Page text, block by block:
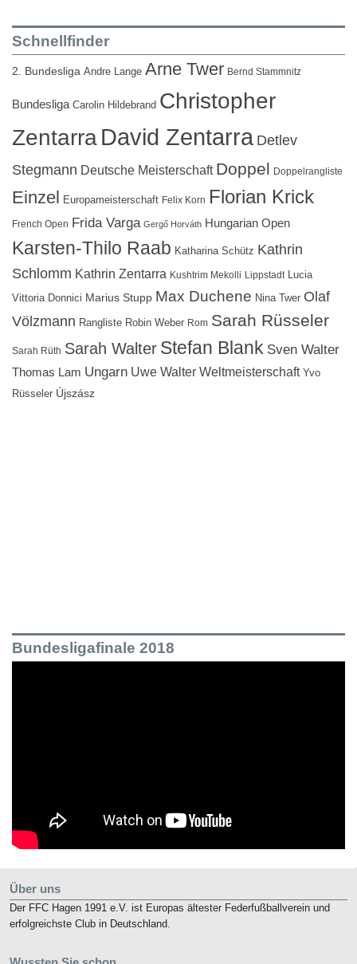
Schnellfinder
2. Bundesliga Andre Lange Arne Twer Bernd Stammnitz
Bundesliga Carolin Hildebrand Christopher
ZentarraDavid Zentarra Detlev
Stegmann Deutsche Meisterschaft Doppel Doppelrangliste
Einzel Europameisterschaft Felix Korn Florian Krick
French Open Frida Varga Gergő Horváth Hungarian Open
Karsten-Thilo Raab Katharina Schütz Kathrin
Schlomm Kathrin Zentarra Kushtrim Mekolli Lippstadt Lucia
Vittoria Donnici Marius Stupp Max Duchene Nina Twer Olaf
Völzmann Rangliste Robin Weber Rom Sarah Rüsseler
Sarah Rüth Sarah Walter Stefan Blank Sven Walter
Thomas Lam Ungarn Uwe Walter Weltmeisterschaft Yvo
Rüsseler Újszász
Bundesligafinale 2018
Über uns
Der FFC Hagen 1991 e.V. ist Europas ältester Federfußballverein und
erfolgreichste Club in Deutschland.